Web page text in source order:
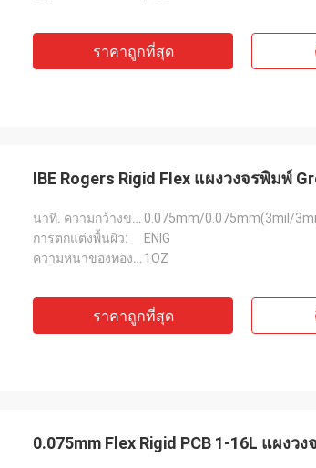
ราคาถูกที่สุด
IBE Rogers Rigid Flex แผงวงจรพิมพ์
นาที. ความกว้างของเส้น: 0.075mm/0.075mm(3mil/
การตกแต่งพื้นผิว:
ENIG
ความหนาของทองแดง: 1OZ
ราคาถูกที่สุด
0.075mm Flex Rigid PCB 1-16L แผงว